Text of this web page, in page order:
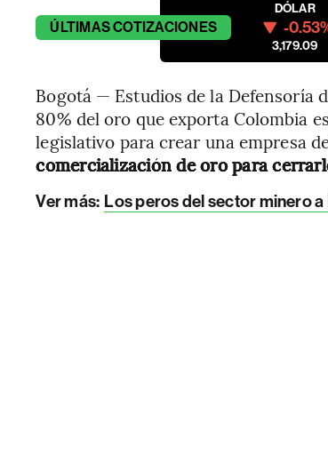
ÚLTIMASCOTIZACIONES
DÓLAR
-
3,179.09
Bogotá — Estudios de la Defensoría
80% del oro que exporta Colombia
legislativo para crear una empresa
comercialización de oro para
Ver más: Los peros del sector minero